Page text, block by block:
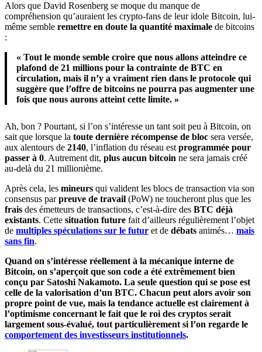
Alors que David Rosenberg se moque du manque de
compréhension qu’auraient les crypto-fans de leur idole Bitcoin, lui-
même semble remettre en doute la quantité maximale de bitcoins
:
« Tout le monde semble croire que nous allons atteindre ce
plafond de 21 millions pour la contrainte de BTC en
circulation, mais il n’y a vraiment rien dans le protocole qui
suggère que l’offre de bitcoins ne pourra pas augmenter une
fois que nous aurons atteint cette limite. »
Ah, bon ? Pourtant, si l’on s’intéresse un tant soit peu à Bitcoin, on
sait que lorsque la toute dernière récompense de bloc sera versée,
aux alentours de 2140, l’inflation du réseau estprogrammée pour
passer à 0. Autrement dit, plus aucun bitcoin ne sera jamais créé
au-delà du 21 millionième.
Après cela, les mineurs qui valident les blocs de transaction via son
consensus parpreuve de travail (PoW) ne toucheront plus que les
frais des émetteurs de transactions, c’est-à-dire des BTC déjà
existants. Cette situation future fait d’ailleurs régulièrement l’objet
de multiples spéculations sur le futur et de débats animés… mais
sans fin.
Quand on s’intéresse réellement à la mécanique interne de
Bitcoin, on s’aperçoit que son code a été extrêmement bien
conçu par Satoshi Nakamoto. La seule question qui se pose est
celle de la valorisation d’un BTC. Chacun peut alors avoir son
propre point de vue, mais la tendance actuelle est clairement à
l’optimisme concernant le fait que le roi des cryptos serait
largement sous-évalué, tout particulièrement si l’on regarde le
comportement des investisseurs institutionnels.